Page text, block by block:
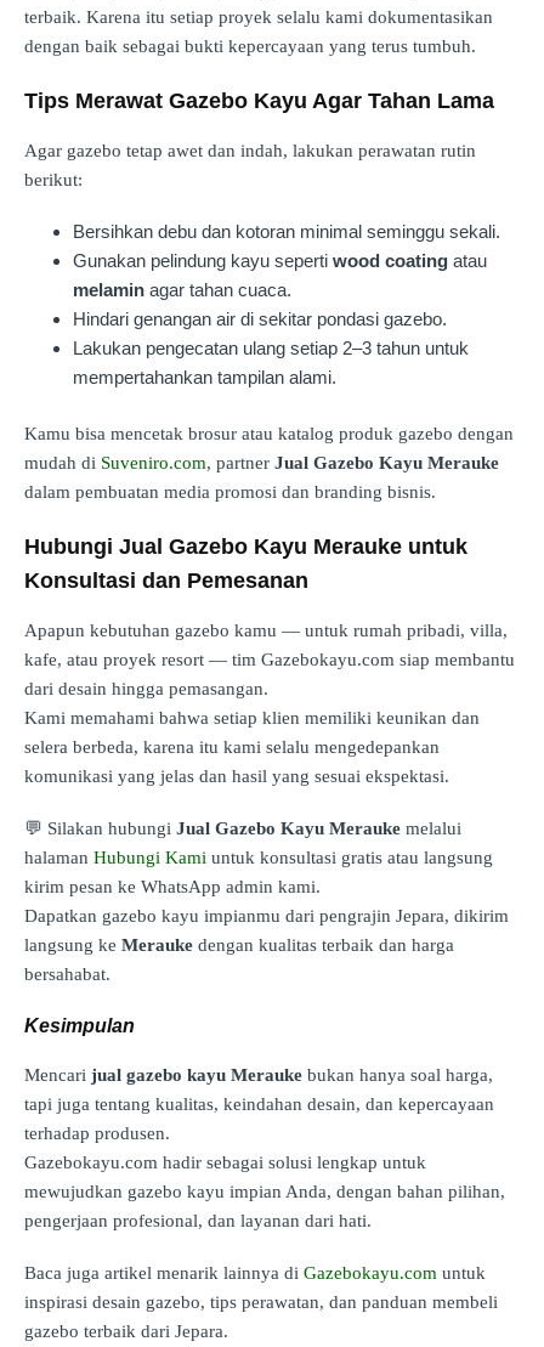
terbaik. Karena itu setiap proyek selalu kami dokumentasikan
dengan baik sebagai bukti kepercayaan yang terus tumbuh.
Tips Merawat Gazebo Kayu Agar Tahan Lama
Agar gazebo tetap awet dan indah, lakukan perawatan rutin
berikut:
Bersihkan debu dan kotoran minimal seminggu sekali.
Gunakan pelindung kayu seperti wood coating atau
melamin agar tahan cuaca.
Hindari genangan air di sekitar pondasi gazebo.
Lakukan pengecatan ulang setiap 2–3 tahun untuk
mempertahankan tampilan alami.
Kamu bisa mencetak brosur atau katalog produk gazebo dengan
mudah di Suveniro.com, partner Jual Gazebo Kayu Merauke
dalam pembuatan media promosi dan branding bisnis.
Hubungi Jual Gazebo Kayu Merauke untuk
Konsultasi dan Pemesanan
Apapun kebutuhan gazebo kamu — untuk rumah pribadi, villa,
kafe, atau proyek resort — tim Gazebokayu.com siap membantu
dari desain hingga pemasangan.
Kami memahami bahwa setiap klien memiliki keunikan dan
selera berbeda, karena itu kami selalu mengedepankan
komunikasi yang jelas dan hasil yang sesuai ekspektasi.
💬 Silakan hubungi Jual Gazebo Kayu Merauke melalui
halaman Hubungi Kami untuk konsultasi gratis atau langsung
kirim pesan ke WhatsApp admin kami.
Dapatkan gazebo kayu impianmu dari pengrajin Jepara, dikirim
langsung ke Merauke dengan kualitas terbaik dan harga
bersahabat.
Kesimpulan
Mencari jual gazebo kayu Merauke bukan hanya soal harga,
tapi juga tentang kualitas, keindahan desain, dan kepercayaan
terhadap produsen.
Gazebokayu.com hadir sebagai solusi lengkap untuk
mewujudkan gazebo kayu impian Anda, dengan bahan pilihan,
pengerjaan profesional, dan layanan dari hati.
Baca juga artikel menarik lainnya di Gazebokayu.com untuk
inspirasi desain gazebo, tips perawatan, dan panduan membeli
gazebo terbaik dari Jepara.